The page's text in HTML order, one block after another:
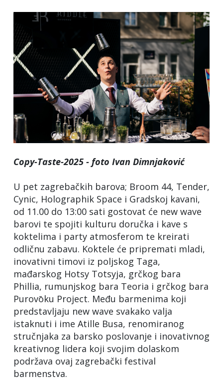
Copy-Taste-2025 - foto Ivan Dimnjaković
U pet zagrebačkih barova; Broom 44, Tender,
Cynic, Holographik Space i Gradskoj kavani,
od 11.00 do 13:00 sati gostovat će new wave
barovi te spojiti kulturu doručka i kave s
koktelima i party atmosferom te kreirati
odličnu zabavu. Koktele će pripremati mladi,
inovativni timovi iz poljskog Taga,
mađarskog Hotsy Totsyja, grčkog bara
Phillia, rumunjskog bara Teoria i grčkog bara
Purovōku Project. Među barmenima koji
predstavljaju new wave svakako valja
istaknuti i ime Atille Busa, renomiranog
stručnjaka za barsko poslovanje i inovativnog
kreativnog lidera koji svojim dolaskom
podržava ovaj zagrebački festival
barmenstva.